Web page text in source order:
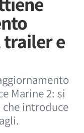
trailer e
Marine 2: si
introduce